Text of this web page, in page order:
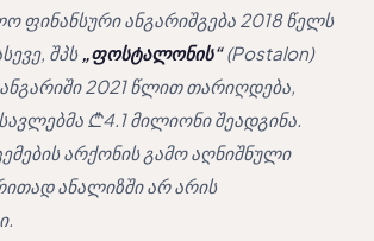
ფინანსური ანგარიშგება 2018 წელს
შპს „ფოსტალონის“(Postalon)
2021 წლით თარიღდება,
₾4.1 მილიონი შეადგინა.
არქონის გამო აღნიშნული
ანალიზში არ არის